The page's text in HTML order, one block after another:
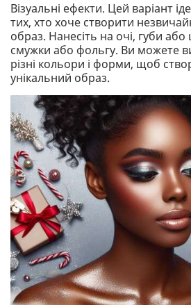
Візуальні ефекти. Цей варіант
тих, хто хоче створити
образ. Нанесіть на очі, губи або
смужки або фольгу. Ви можете
різні кольори і форми, щоб
унікальний образ.